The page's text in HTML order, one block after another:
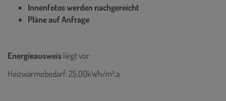
Innenfotos werden nachgereicht
Pläne auf Anfrage
Energieausweisliegt vor:
Heizwärmebedarf: 25,00kWh/m².a